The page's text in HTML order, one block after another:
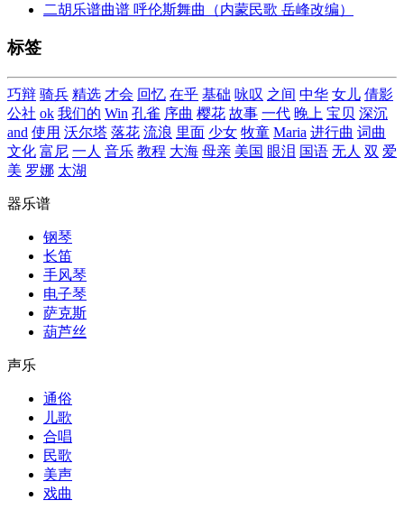
二胡乐谱曲谱 呼伦斯舞曲（内蒙民歌 岳峰改编）
标签
巧辩 骑兵 精选 才会 回忆 在乎 基础 咏叹 之间 中华 女儿 倩影
公社 ok 我们的 Win 孔雀 序曲 樱花 故事 一代 晚上 宝贝 深沉
and 使用 沃尔塔 落花 流浪 里面 少女 牧童 Maria 进行曲 词曲
文化 富尼 一人 音乐 教程 大海 母亲 美国 眼泪 国语 无人 双 爱
美 罗娜 太湖
器乐谱
钢琴
长笛
手风琴
电子琴
萨克斯
葫芦丝
声乐
通俗
儿歌
合唱
民歌
美声
戏曲